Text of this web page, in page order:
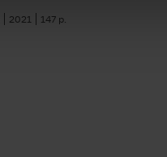
2021 147